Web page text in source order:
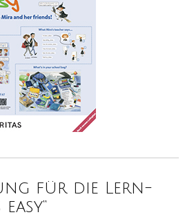
für die Lern-
easy“